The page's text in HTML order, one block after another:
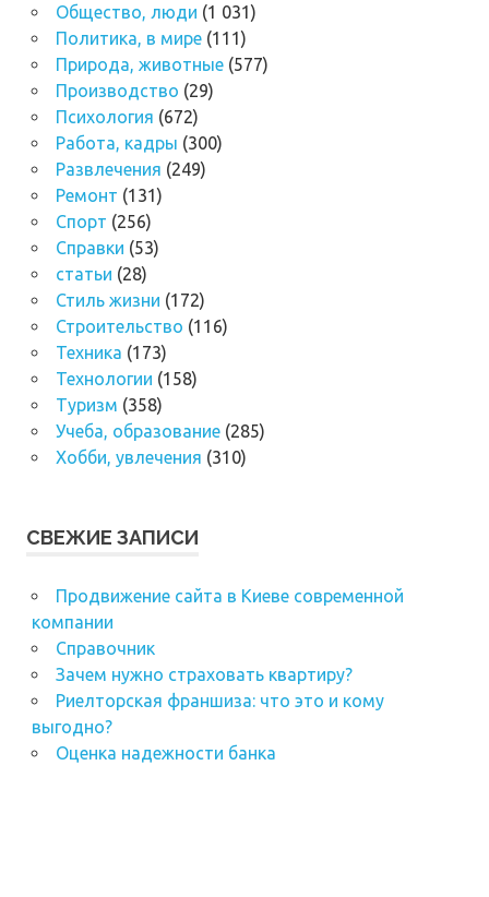
Общество, люди (1 031)
Политика, в мире(111)
Природа, животные(577)
Производство (29)
Психология (672)
Работа, кадры (300)
Развлечения (249)
Ремонт (131)
Спорт (256)
Справки (53)
статьи (28)
Стиль жизни (172)
Строительство (116)
Техника (173)
Технологии (158)
Туризм (358)
Учеба, образование(285)
Хобби, увлечения (310)
СВЕЖИЕ ЗАПИСИ
Продвижение сайта в Киеве современной
компании
Справочник
Зачем нужно страховать квартиру?
Риелторская франшиза: что это и кому
выгодно?
Оценка надежности банка